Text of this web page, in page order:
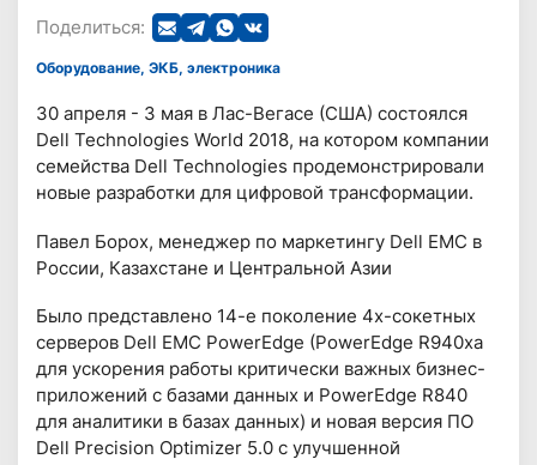
Поделиться:
Оборудование, ЭКБ, электроника
30 апреля - 3 мая в Лас-Вегасе (США) состоялся
Dell Technologies World 2018, на котором компании
семейства Dell Technologies продемонстрировали
новые разработки для цифровой трансформации.
Павел Борох, менеджер по маркетингу Dell EMC в
России, Казахстане и Центральной Азии
Было представлено 14-е поколение 4х-сокетных
серверов Dell EMC PowerEdge (PowerEdge R940xa
для ускорения работы критически важных бизнес-
приложений с базами данных и PowerEdge R840
для аналитики в базах данных) и новая версия ПО
Dell Precision Optimizer 5.0 с улучшенной